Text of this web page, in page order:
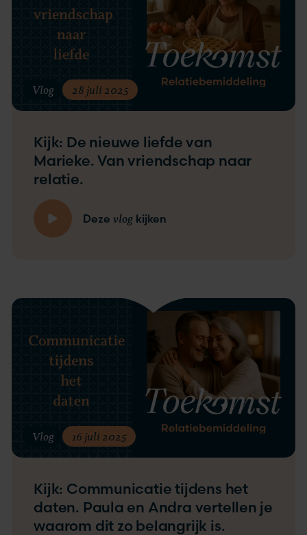
Vlog 28 juli 2025
Kijk: De nieuwe liefde van
Marieke. Van vriendschap naar
relatie.
Deze vlog kijken
Vlog 16 juli 2025
Kijk: Communicatie tijdens het
daten. Paula en Andra vertellen je
waarom dit zo belangrijk is.